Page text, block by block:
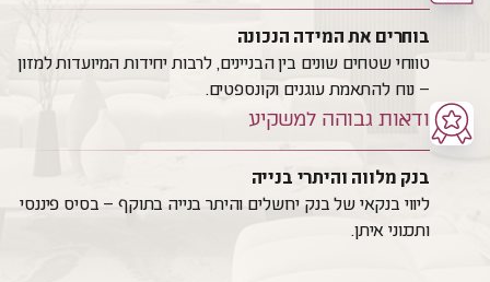
בוחרים את המידה הנכונה
טווחי שטחים שונים בין הבניינים, לרבות יחידות המיועדות למזון
– נוח להתאמת עוגנים וקונספטים.
ודאות גבוהה למשקיע
בנק מלווה והיתרי בנייה
ליווי בנקאי של בנק ירושלים והיתר בנייה בתוקף – בסיס פיננסי
ותכנוני איתן.